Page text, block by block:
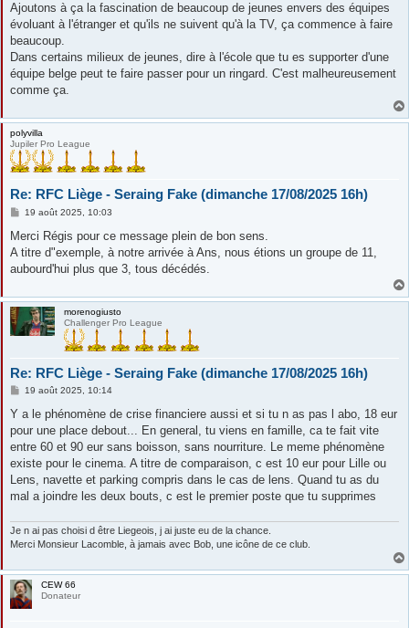
Ajoutons à ça la fascination de beaucoup de jeunes envers des équipes
évoluant à l'étranger et qu'ils ne suivent qu'à la TV, ça commence à faire
beaucoup.
Dans certains milieux de jeunes, dire à l'école que tu es supporter d'une
équipe belge peut te faire passer pour un ringard. C'est malheureusement
comme ça.
polyvilla
Jupiler Pro League
Re: RFC Liège - Seraing Fake (dimanche 17/08/2025 16h)
M
s
a
g
19 août 2025, 10:03
Merci Régis pour ce message plein de bon sens.
A titre d"exemple, à notre arrivée à Ans, nous étions un groupe de 11,
aubourd'hui plus que 3, tous décédés.
morenogiusto
Challenger Pro League
Re: RFC Liège - Seraing Fake (dimanche 17/08/2025 16h)
M
s
a
g
19 août 2025, 10:14
Y a le phénomène de crise financiere aussi et si tu n as pas l abo, 18 eur
pour une place debout... En general, tu viens en famille, ca te fait vite
entre 60 et 90 eur sans boisson, sans nourriture. Le meme phénomène
existe pour le cinema. A titre de comparaison, c est 10 eur pour Lille ou
Lens, navette et parking compris dans le cas de lens. Quand tu as du
mal a joindre les deux bouts, c est le premier poste que tu supprimes
Je n ai pas choisi d être Liegeois, j ai juste eu de la chance.
Merci Monsieur Lacomble, à jamais avec Bob, une icône de ce club.
CEW 66
Donateur